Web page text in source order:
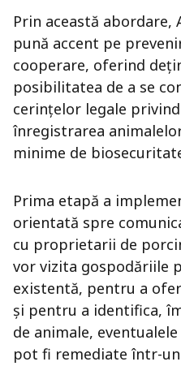
Prin această abordare,
pună accent pe
cooperare, oferind
posibilitatea de a se
cerințelor legale
înregistrarea
minime de
Prima etapă a
orientată spre
cu proprietarii de
vor vizita gospodăriile
existentă, pentru a
și pentru a identifica,
de animale,
pot fi remediate într-